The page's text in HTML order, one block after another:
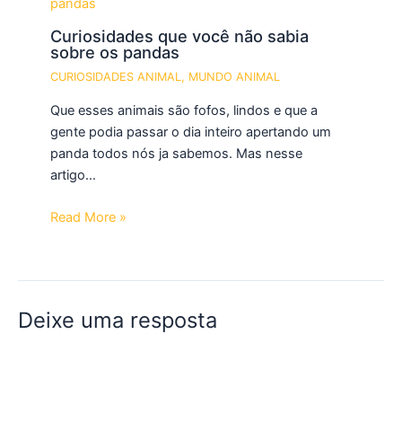
Curiosidades que você não sabia
sobre os pandas
CURIOSIDADES ANIMAL, MUNDO ANIMAL
Que esses animais são fofos, lindos e que a
gente podia passar o dia inteiro apertando um
panda todos nós ja sabemos. Mas nesse
artigo…
Read More »
Deixe uma resposta